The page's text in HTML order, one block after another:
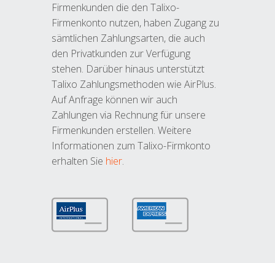
Firmenkunden die den Talixo-
Firmenkonto nutzen, haben Zugang zu
sämtlichen Zahlungsarten, die auch
den Privatkunden zur Verfügung
stehen. Darüber hinaus unterstützt
Talixo Zahlungsmethoden wie AirPlus.
Auf Anfrage können wir auch
Zahlungen via Rechnung für unsere
Firmenkunden erstellen. Weitere
Informationen zum Talixo-Firmkonto
erhalten Sie hier.